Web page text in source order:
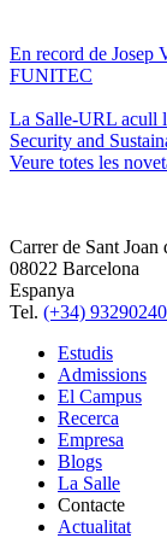
En record de Josep
FUNITEC
La Salle-URL acull
Security and
Veure totes les
Carrer de Sant Joan
08022 Barcelona
Espanya
Tel. (+34)
Estudis
Admissions
El Campus
Recerca
Empresa
Blogs
La Salle
Contacte
Actualitat